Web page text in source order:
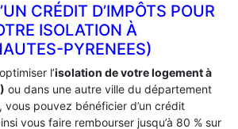
CRÉDIT D’IMPÔTS POUR
ISOLATION À
PYRENEES)
l’isolation de votre logement à
ou dans une autre ville du département
vous pouvez bénéficier d’un crédit
vous faire rembourser jusqu’à 80 % sur